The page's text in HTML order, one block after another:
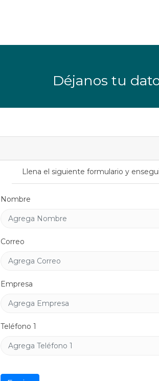
Déjanos tu
Llena el siguiente formulario y
Nombre
Correo
Empresa
Teléfono 1